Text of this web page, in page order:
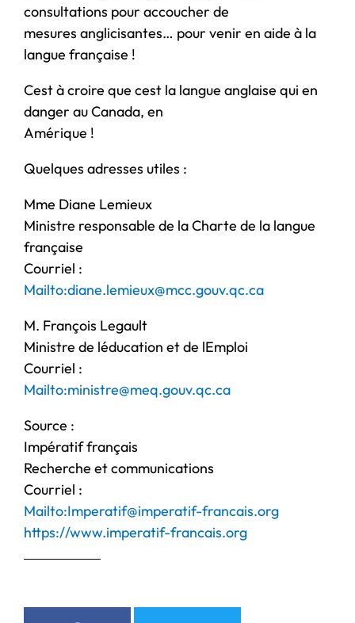
consultations pour accoucher de
mesures anglicisantes… pour venir en aide à la
langue française !
Cest à croire que cest la langue anglaise qui en
danger au Canada, en
Amérique !
Quelques adresses utiles :
Mme Diane Lemieux
Ministre responsable de la Charte de la langue
française
Courriel :
Mailto:diane.lemieux@mcc.gouv.qc.ca
M. François Legault
Ministre de léducation et de lEmploi
Courriel :
Mailto:ministre@meq.gouv.qc.ca
Source :
Impératif français
Recherche et communications
Courriel :
Mailto:Imperatif@imperatif-francais.org
https://www.imperatif-francais.org